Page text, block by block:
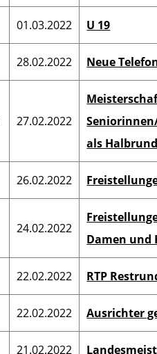
01.03.2022 U 19
28.02.2022 Neue
27.02.2022
als
26.02.2022
24.02.2022
Damen und
22.02.2022 RTP
22.02.2022 Ausrichter
21.02.2022